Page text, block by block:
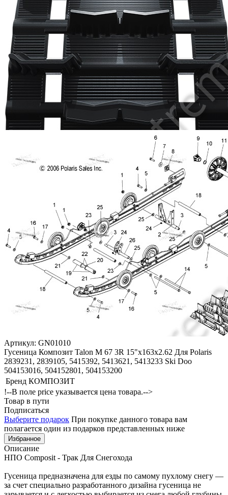
Артикул: GN01010
Гусеница Композит Talon M 67 3R 15"x163х2.62 Для Polaris
2839231, 2839105, 5415392, 5413621, 5413233 Ski Doo
504153016, 504152801, 504153200
Бренд КОМПОЗИТ
!--В поле price указывается цена товара.-->
Товар в пути
Подписаться
Выберите подарок При покупке данного товара вам
полагается один из подарков представленных ниже
Избранное
Описание
НПО Composit - Трак Для Снегохода
Гусеница предназначена для езды по самому пухлому снегу —
за счет специально разработанного дизайна гусеница не